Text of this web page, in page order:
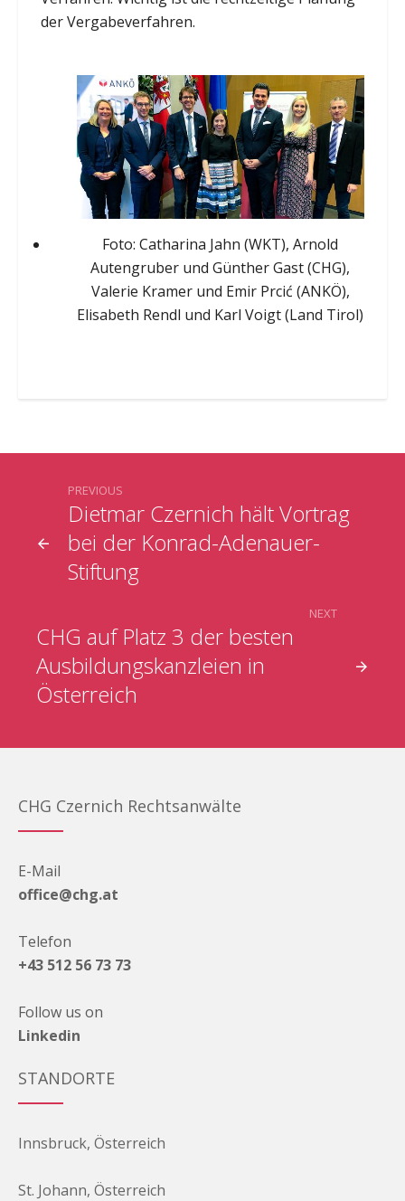
der Vergabeverfahren.
Foto: Catharina Jahn (WKT), Arnold
Autengruber und Günther Gast (CHG),
Valerie Kramer und Emir Prcić (ANKÖ),
Elisabeth Rendl und Karl Voigt (Land Tirol)
Dietmar Czernich hält Vortrag
bei der Konrad-Adenauer-
Stiftung
PREVIOUS
CHG auf Platz 3 der besten
Ausbildungskanzleien in
Österreich
NEXT
CHG Czernich Rechtsanwälte
E-Mail
office@chg.at
Telefon
+43 512 56 73 73
Follow us on
Linkedin
STANDORTE
Innsbruck, Österreich
St. Johann, Österreich